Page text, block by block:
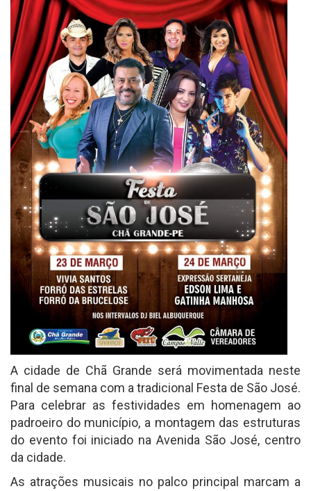
A cidade de Chã Grande será movimentada neste
final de semana com a tradicional Festa de São José.
Para celebrar as festividades em homenagem ao
padroeiro do município, a montagem das estruturas
do evento foi iniciado na Avenida São José, centro
da cidade.
As atrações musicais no palco principal marcam a